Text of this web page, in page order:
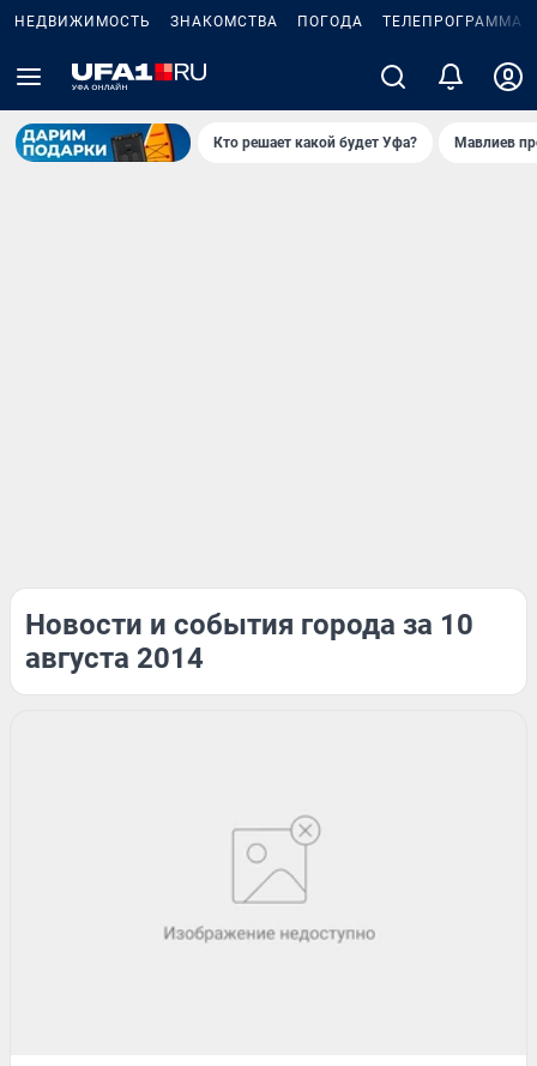
НЕДВИЖИМОСТЬ ЗНАКОМСТВА ПОГОДА ТЕЛЕПРОГРАММА
Кто решает какой будет Уфа? Мавлиев
Новости и события города за 10
августа 2014